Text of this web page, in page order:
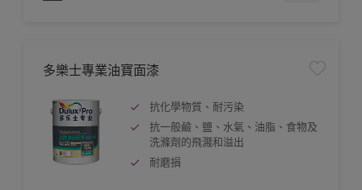
多樂士專業油寶面漆
抗化學物質、耐污染
抗一般鹼、鹽、水氣、油脂、食物及
洗滌劑的飛濺和溢出
耐磨損